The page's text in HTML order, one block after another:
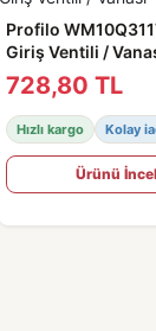
Profilo
Giriş Ventili /
728,80 TL
Hızlı kargo Kolay
Ürünü